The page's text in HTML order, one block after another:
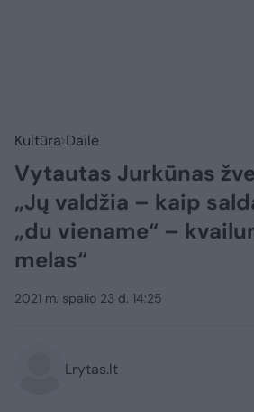
Kultūra Dailė
Vytautas Jurkūnas
„Jų valdžia – kaip
„du viename“ –
melas“
2021 m. spalio 23 d. 14:25
Lrytas.lt